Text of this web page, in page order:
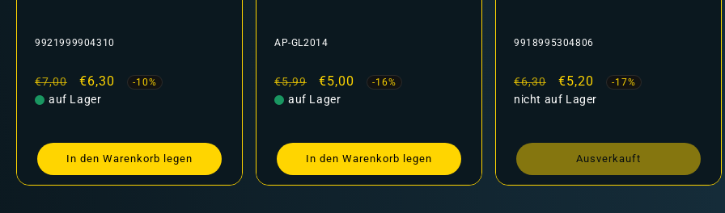
9921999904310
Normaler
Preis
€7,00 Verkaufspreis
€6,30 -10%
auf Lager
In den Warenkorb legen
AP-GL2014
Normaler
Preis
€5,99 Verkaufspreis
€5,00 -16%
auf Lager
In den Warenkorb legen
9918995304806
Normaler
Preis
€6,30 Verkaufspreis
€5,20 -17%
nicht auf Lager
Ausverkauft